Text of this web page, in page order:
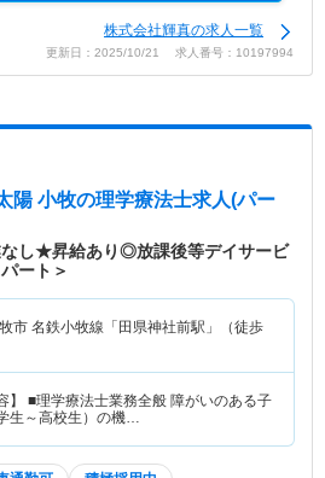
株式会社輝真の求人一覧
更新日：2025/10/21 求人番号：10197994
陽 小牧の理学療法士求人(パー
なし★昇給あり◎放課後等デイサービ
ート＞
市 名鉄小牧線「田県神社前駅」（徒歩
■理学療法士業務全般 障がいのある子
生～高校生）の機…